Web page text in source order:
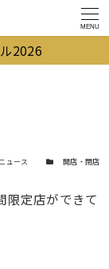
MENU
2026
リー
ニュース カテゴリー開店・閉店
限定店ができて